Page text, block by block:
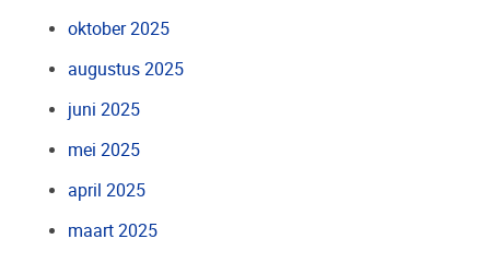
oktober 2025
augustus 2025
juni 2025
mei 2025
april 2025
maart 2025